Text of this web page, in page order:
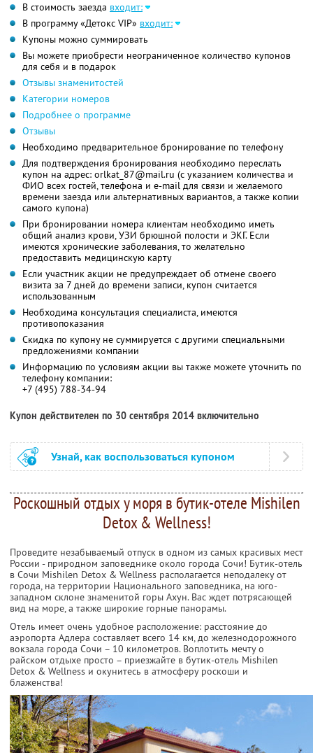
В стоимость заезда входит:
В программу «Детокс VIP» входит:
Купоны можно суммировать
Вы можете приобрести неограниченное количество купонов
для себя и в подарок
Отзывы знаменитостей
Категории номеров
Подробнее о программе
Отзывы
Необходимо предварительное бронирование по телефону
Для подтверждения бронирования необходимо переслать
купон на адрес: orlkat_87@mail.ru (с указанием количества и
ФИО всех гостей, телефона и e-mail для связи и желаемого
времени заезда или альтернативных вариантов, а также копии
самого купона)
При бронировании номера клиентам необходимо иметь
общий анализ крови, УЗИ брюшной полости и ЭКГ. Если
имеются хронические заболевания, то желательно
предоставить медицинскую карту
Если участник акции не предупреждает об отмене своего
визита за 7 дней до времени записи, купон считается
использованным
Необходима консультация специалиста, имеются
противопоказания
Скидка по купону не суммируется с другими специальными
предложениями компании
Информацию по условиям акции вы также можете уточнить по
телефону компании:
+7 (495) 788-34-94
Купон действителен по 30 сентября 2014 включительно
Узнай, как воспользоваться купоном
Роскошный отдых у моря в бутик-отеле Mishilen
Detox & Wellness!
Проведите незабываемый отпуск в одном из самых красивых мест
России - природном заповеднике около города Сочи! Бутик-отель
в Сочи Mishilen Detox & Wellness располагается неподалеку от
города, на территории Национального заповедника, на юго-
западном склоне знаменитой горы Ахун. Вас ждет потрясающей
вид на море, а также широкие горные панорамы.
Отель имеет очень удобное расположение: расстояние до
аэропорта Адлера составляет всего 14 км, до железнодорожного
вокзала города Сочи – 10 километров. Воплотить мечту о
райском отдыхе просто – приезжайте в бутик-отель Mishilen
Detox & Wellness и окунитесь в атмосферу роскоши и
блаженства!